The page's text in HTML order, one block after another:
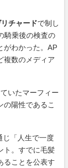
チャードで制し
騎乗後の検査の
がわかった。AP
複数のメディア
いたマーフィー
の陽性であるこ
「人生で一度
ト。すでに毛髪
ることを公表す